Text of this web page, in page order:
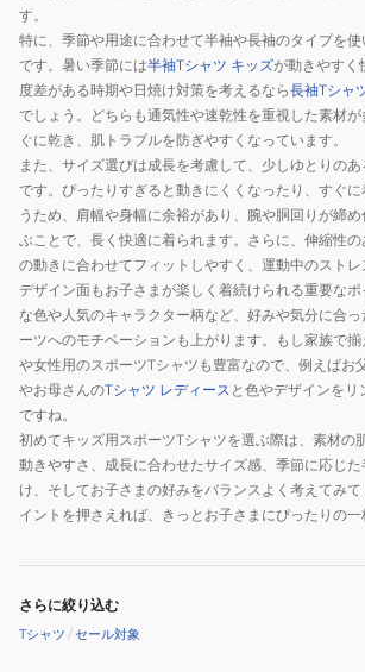
ト
ML01-
24FW-
0005-
WHT-
JR
谷
翔
平
記
念
メ
モ
リ
ア
ル
ド
ジ
ャ
ー
ス
ML01-
24SS-
0031-
KIDS
す。
特に、季節や用途に合わせて半袖や長袖のタイプを使
です。暑い季節には半袖Tシャツ キッズが動きやすく
度差がある時期や日焼け対策を考えるなら長袖Tシャ
でしょう。どちらも通気性や速乾性を重視した素材
ぐに乾き、肌トラブルを防ぎやすくなっています。
また、サイズ選びは成長を考慮して、少しゆとりの
です。ぴったりすぎると動きにくくなったり、すぐに
うため、肩幅や身幅に余裕があり、腕や胴回りが締
ぶことで、長く快適に着られます。さらに、伸縮性
の動きに合わせてフィットしやすく、運動中のストレ
デザイン面もお子さまが楽しく着続けられる重要な
な色や人気のキャラクター柄など、好みや気分に合
ーツへのモチベーションも上がります。もし家族で
や女性用のスポーツTシャツも豊富なので、例えばお
やお母さんのTシャツ レディース と色やデザインを
ですね。
初めてキッズ用スポーツTシャツを選ぶ際は、素材の
動きやすさ、成長に合わせたサイズ感、季節に応じ
け、そしてお子さまの好みをバランスよく考えてみ
イントを押さえれば、きっとお子さまにぴったりの一
さらに絞り込む
Tシャツ /セール対象